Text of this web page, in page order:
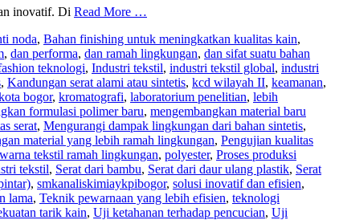
inovatif. Di Read More …
noda, Bahan finishing untuk meningkatkan kualitas kain,
, dan performa, dan ramah lingkungan, dan sifat suatu bahan
teknologi, Industri tekstil, industri tekstil global, industri
, Kandungan serat alami atau sintetis, kcd wilayah II, keamanan,
bogor, kromatografi, laboratorium penelitian, lebih
formulasi polimer baru, mengembangkan material baru
serat, Mengurangi dampak lingkungan dari bahan sintetis,
material yang lebih ramah lingkungan, Pengujian kualitas
tekstil ramah lingkungan, polyester, Proses produksi
tekstil, Serat dari bambu, Serat dari daur ulang plastik, Serat
, smkanaliskimiaykpibogor, solusi inovatif dan efisien,
lama, Teknik pewarnaan yang lebih efisien, teknologi
tarik kain, Uji ketahanan terhadap pencucian, Uji